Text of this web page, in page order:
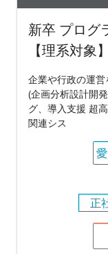
新卒 プログ
【理系対象】
企業や行政の運
(企画分析設計開
グ、導入支援 超
関連シス
正